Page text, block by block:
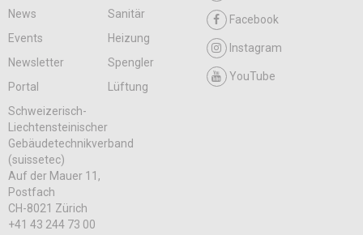
News
Sanitär
Events
Heizung
Newsletter
Spengler
Portal
Lüftung
Facebook
Instagram
YouTube
Schweizerisch-
Liechtensteinischer
Gebäudetechnikverband
(suissetec)
Auf der Mauer 11,
Postfach
CH-8021 Zürich
+41 43 244 73 00